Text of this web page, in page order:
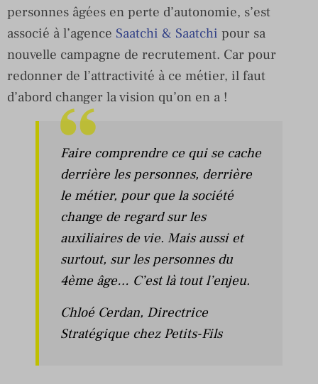
personnes âgées en perte d’autonomie, s’est
associé à l’agence Saatchi & Saatchi pour sa
nouvelle campagne de recrutement. Car pour
redonner de l’attractivité à ce métier, il faut
d’abord changer la vision qu’on en a !
Faire comprendre ce qui se cache
derrière les personnes, derrière
le métier, pour que la société
change de regard sur les
auxiliaires de vie. Mais aussi et
surtout, sur les personnes du
4ème âge… C’est là tout l’enjeu.
Chloé Cerdan, Directrice
Stratégique chez Petits-Fils